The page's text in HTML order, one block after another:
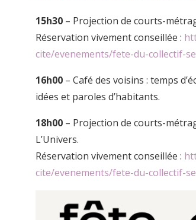
15h30 – Projection de courts-
Réservation vivement conseillée :
cite/evenements/fete-du-collectif-
16h00 – Café des voisins : temps
idées et paroles d’habitants.
18h00 – Projection de courts-
L’Univers.
Réservation vivement conseillée :
cite/evenements/fete-du-collectif-